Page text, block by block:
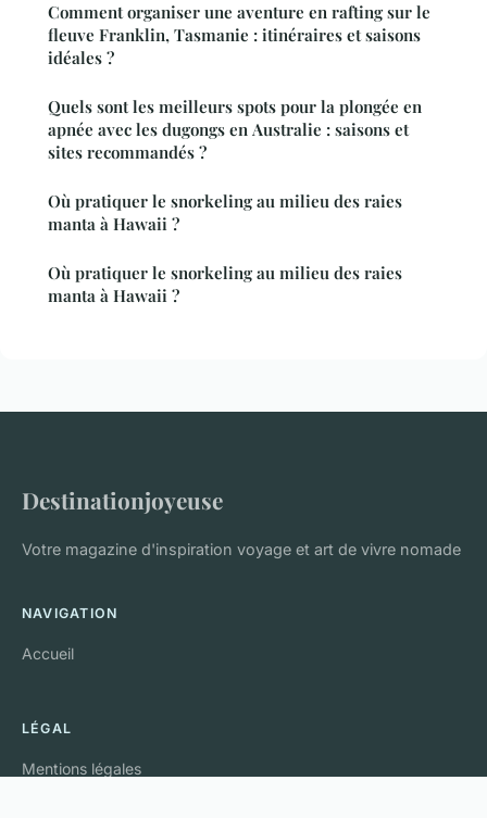
Comment organiser une aventure en rafting sur le
fleuve Franklin, Tasmanie : itinéraires et saisons
idéales ?
Quels sont les meilleurs spots pour la plongée en
apnée avec les dugongs en Australie : saisons et
sites recommandés ?
Où pratiquer le snorkeling au milieu des raies
manta à Hawaii ?
Où pratiquer le snorkeling au milieu des raies
manta à Hawaii ?
Destinationjoyeuse
Votre magazine d'inspiration voyage et art de vivre nomade
NAVIGATION
Accueil
LÉGAL
Mentions légales